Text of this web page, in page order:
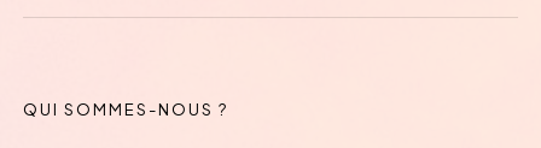
QUI SOMMES-NOUS ?